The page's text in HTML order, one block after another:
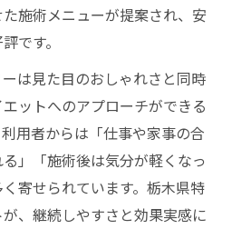
施術メニューが提案され、安
です。
は見た目のおしゃれさと同時
ットへのアプローチができる
用者からは「仕事や家事の合
」「施術後は気分が軽くなっ
寄せられています。栃木県特
、継続しやすさと効果実感に